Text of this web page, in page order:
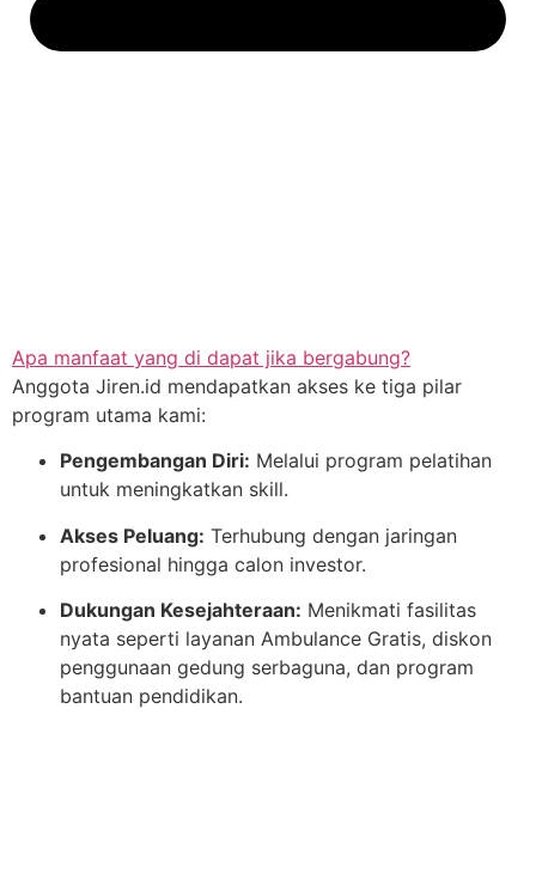
Apa manfaat yang di dapat jika bergabung?
Anggota Jiren.id mendapatkan akses ke tiga pilar
program utama kami:
Pengembangan Diri: Melalui program pelatihan
untuk meningkatkan skill.
Akses Peluang: Terhubung dengan jaringan
profesional hingga calon investor.
Dukungan Kesejahteraan: Menikmati fasilitas
nyata seperti layanan Ambulance Gratis, diskon
penggunaan gedung serbaguna, dan program
bantuan pendidikan.